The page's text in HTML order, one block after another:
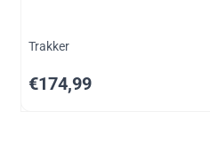
Merk:
Trakker
Prijs: 174,99
€174,99